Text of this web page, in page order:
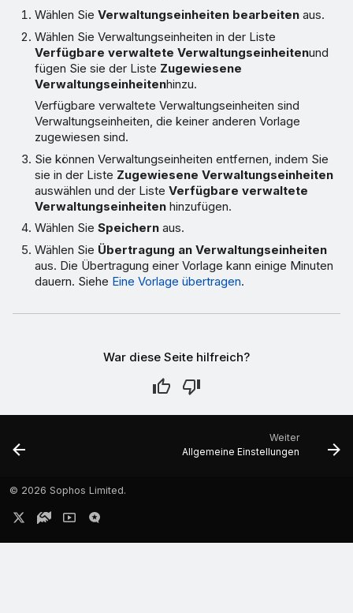
Wählen SieVerwaltungseinheiten bearbeiten aus.
Wählen Sie Verwaltungseinheiten in der Liste
Verfügbare verwaltete Verwaltungseinheitenund
fügen Sie sie der Liste Zugewiesene
Verwaltungseinheitenhinzu.
Verfügbare verwaltete Verwaltungseinheiten sind
Verwaltungseinheiten, die keiner anderen Vorlage
zugewiesen sind.
Sie können Verwaltungseinheiten entfernen, indem Sie
sie in der Liste Zugewiesene Verwaltungseinheiten
auswählen und der ListeVerfügbare verwaltete
Verwaltungseinheiten hinzufügen.
Wählen SieSpeichern aus.
Wählen Sie Übertragung an Verwaltungseinheiten
aus. Die Übertragung einer Vorlage kann einige Minuten
dauern. Siehe Eine Vorlage übertragen.
War diese Seite hilfreich?
Weiter
Allgemeine Einstellungen
© 2026 Sophos Limited.